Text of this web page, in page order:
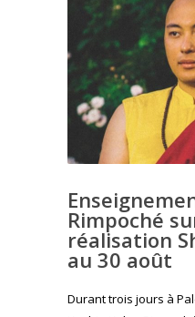
Rimpoché
réalisation
au 30 août
Durant trois jours à